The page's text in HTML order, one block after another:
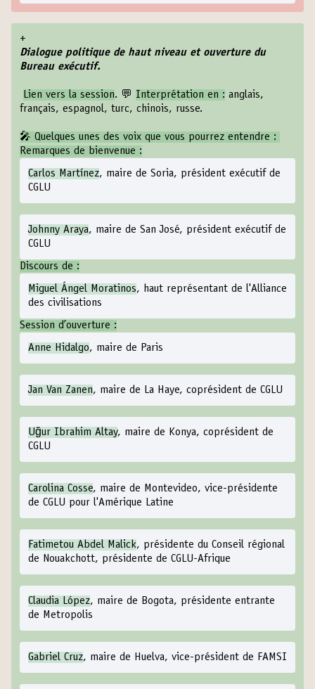
+
Dialogue politique de haut niveau et ouverture du
Bureau exécutif.
Lien vers la session. 💬 Interprétation en : anglais,
français, espagnol, turc, chinois, russe.
🎤 Quelques unes des voix que vous pourrez entendre :
Remarques de bienvenue :
Carlos Martínez, maire de Soria, président exécutif de
CGLU
Johnny Araya, maire de San José, président exécutif de
CGLU
Discours de :
Miguel Ángel Moratinos, haut représentant de l'Alliance
des civilisations
Session d’ouverture :
Anne Hidalgo, maire de Paris
Jan Van Zanen, maire de La Haye, coprésident de CGLU
Uğur Ibrahim Altay, maire de Konya, coprésident de
CGLU
Carolina Cosse, maire de Montevideo, vice-présidente
de CGLU pour l'Amérique Latine
Fatimetou Abdel Malick, présidente du Conseil régional
de Nouakchott, présidente de CGLU-Afrique
Claudia López, maire de Bogota, présidente entrante
de Metropolis
Gabriel Cruz, maire de Huelva, vice-président de FAMSI